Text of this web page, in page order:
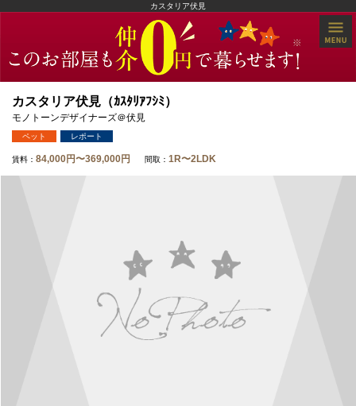
カスタリア伏見
カスタリア伏見（ｶｽﾀﾘｱﾌｼﾐ）
モノトーンデザイナーズ＠伏見
ペット レポート
賃料： 84,000円〜369,000円 間取： 1R〜2LDK